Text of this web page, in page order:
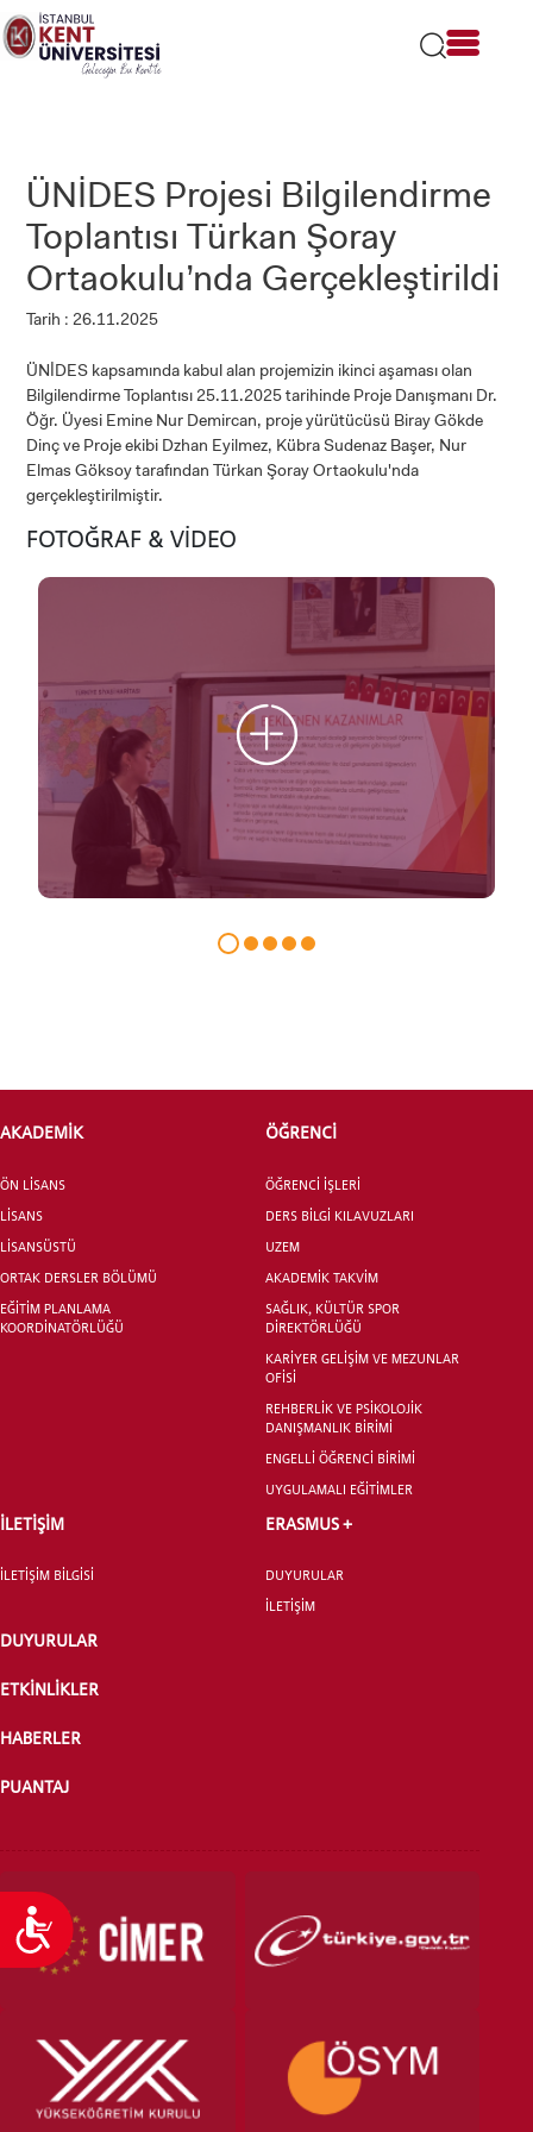
Lütfen
dikkat:
Bu
sistemi
içerir.
Ulaşılabilirlik
ADAY ÖĞRENCİ
LİSANSÜSTÜ EĞİTİM ENSTİTÜSÜ
ADAYLARI
YATAY GEÇİŞ
ÜNİDES Projesi Bilgilendirme
Toplantısı Türkan Şoray
Ortaokulu’nda Gerçekleştirildi
Tarih : 26.11.2025
ÜNİDES kapsamında kabul alan projemizin ikinci aşaması olan
Bilgilendirme Toplantısı 25.11.2025 tarihinde Proje Danışmanı Dr.
Öğr. Üyesi Emine Nur Demircan, proje yürütücüsü Biray Gökde
Dinç ve Proje ekibi Dzhan Eyilmez, Kübra Sudenaz Başer, Nur
Elmas Göksoy tarafından Türkan Şoray Ortaokulu'nda
gerçekleştirilmiştir.
FOTOĞRAF & VİDEO
AKADEMİK
ÖN LİSANS
LİSANS
LİSANSÜSTÜ
ORTAK DERSLER BÖLÜMÜ
EĞİTİM PLANLAMA
KOORDİNATÖRLÜĞÜ
ÖĞRENCİ
ÖĞRENCİ İŞLERİ
DERS BİLGİ KILAVUZLARI
UZEM
AKADEMİK TAKVİM
SAĞLIK, KÜLTÜR SPOR
DİREKTÖRLÜĞÜ
KARİYER GELİŞİM VE MEZUNLAR
OFİSİ
REHBERLİK VE PSİKOLOJİK
DANIŞMANLIK BİRİMİ
ENGELLİ ÖĞRENCİ BİRİMİ
UYGULAMALI EĞİTİMLER
İLETİŞİM
İLETİŞİM BİLGİSİ
ERASMUS +
DUYURULAR
İLETİŞİM
DUYURULAR
ETKİNLİKLER
HABERLER
PUANTAJ